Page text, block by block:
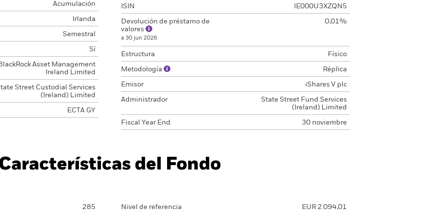
Acumulación
Irlanda
Semestral
Sí
Asset Management
Ireland Limited
Street Custodial Services
(Ireland) Limited
ECTA GY
ISIN IE000U3XZQN5
Devolución de préstamo de
valores
a 30 jun 2026
0,01%
Estructura Físico
Metodología Réplica
Emisor iShares V plc
Administrador
State Street Fund Services
(Ireland) Limited
Fiscal Year End 30 noviembre
del Fondo
285 Nivel de referencia EUR 2.094,01